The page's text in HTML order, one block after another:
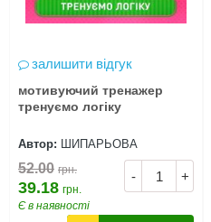
залишити відгук
мотивуючий тренажер
тренуємо логіку
Автор: ШИПАРЬОВА
- +
52.00 грн.
39.18 грн.
Є в наявності